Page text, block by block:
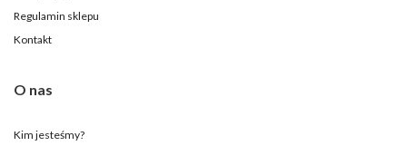
Regulamin sklepu
Kontakt
O nas
Kim jesteśmy?